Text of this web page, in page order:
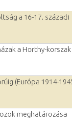
a 16-17. századi
a Horthy-korszak
(Európa 1914-
meghatározása